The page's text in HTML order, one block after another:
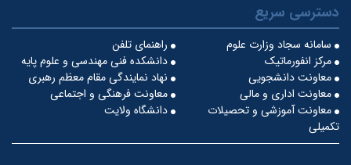
دسترسی سریع
راهنمای تلفن
سامانه سجاد وزارت علوم
دانشکده فنی مهندسی و علوم پایه
مرکز انفورماتیک
نهاد نمایندگی مقام معظم رهبری
معاونت دانشجویی
معاونت فرهنگی و اجتماعی
معاونت اداری و مالی
دانشگاه ولایت
معاونت آموزشی و تحصیلات
تکمیلی